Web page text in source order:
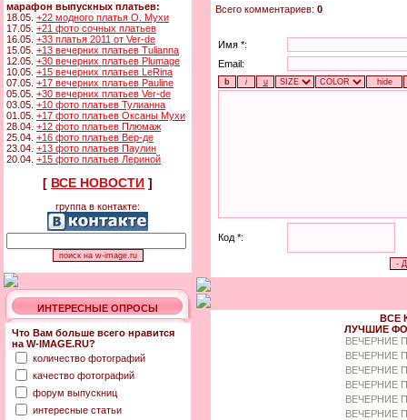
марафон выпускных платьев:
18.05. +22 модного платья О. Мухи
17.05. +21 фото сочных платьев
16.05. +33 платья 2011 от Ver-de
15.05. +13 вечерних платьев Tulianna
12.05. +30 вечерних платьев Plumage
10.05. +15 вечерних платьев LeRina
07.05. +17 вечерних платьев Pauline
05.05. +30 вечерних платьев Ver-de
03.05. +10 фото платьев Тулианна
01.05. +17 фото платьев Оксаны Мухи
28.04. +12 фото платьев Плюмаж
25.04. +16 фото платьев Вер-де
23.04. +13 фото платьев Паулин
20.04. +15 фото платьев Лериной
[ ВСЕ НОВОСТИ ]
группа в контакте:
ИНТЕРЕСНЫЕ ОПРОСЫ
Что Вам больше всего нравится
на W-IMAGE.RU?
количество фотографий
качество фотографий
форум выпускниц
интересные статьи
Всего комментариев: 0
Имя *:
Email:
Код *:
ВСЕ
ЛУЧШИЕ
ВЕЧЕРНИЕ
ВЕЧЕРНИЕ
ВЕЧЕРНИЕ
ВЕЧЕРНИЕ
ВЕЧЕРНИЕ
ВЕЧЕРНИЕ